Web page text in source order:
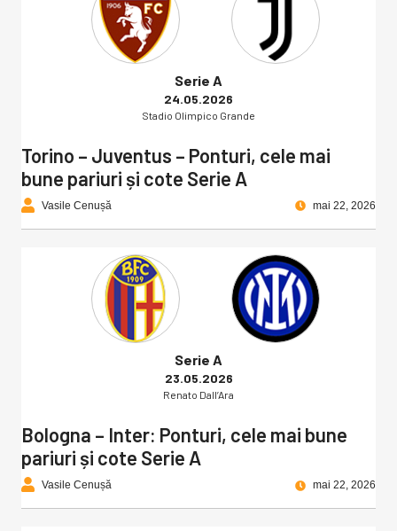
Serie A
24.05.2026
Stadio Olimpico Grande
Torino – Juventus – Ponturi, cele mai
bune pariuri și cote Serie A
Vasile Cenușă mai 22, 2026
Serie A
23.05.2026
Renato Dall’Ara
Bologna – Inter: Ponturi, cele mai bune
pariuri și cote Serie A
Vasile Cenușă mai 22, 2026